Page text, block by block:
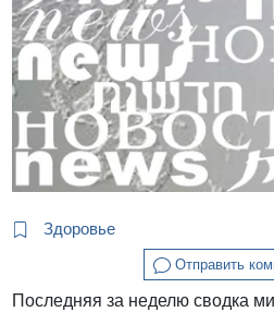
Здоровье
Отправить
Последняя за неделю сводка